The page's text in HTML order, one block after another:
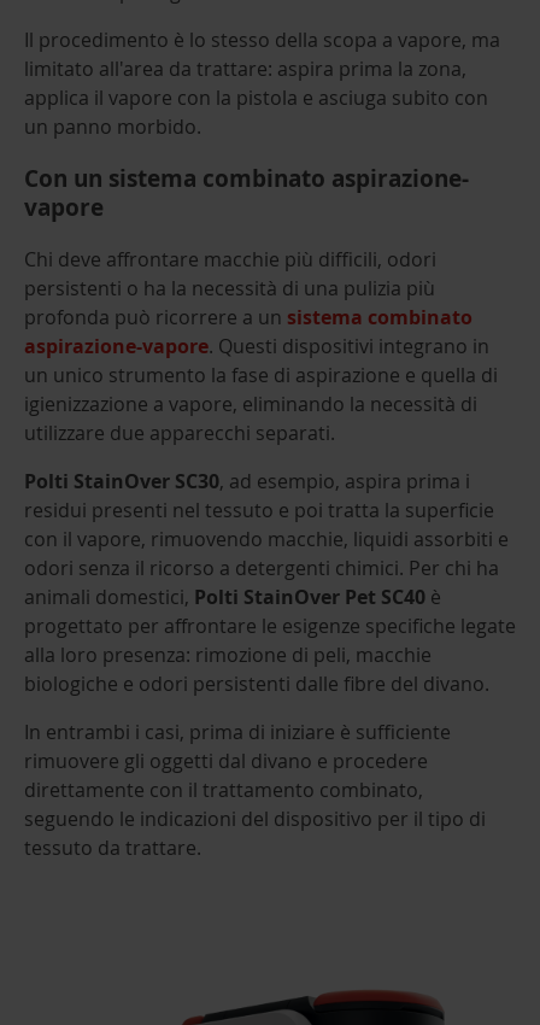
Il procedimento è lo stesso della scopa a vapore, ma
limitato all'area da trattare: aspira prima la zona,
applica il vapore con la pistola e asciuga subito con
un panno morbido.
Con un sistema combinato aspirazione-
vapore
Chi deve affrontare macchie più difficili, odori
persistenti o ha la necessità di una pulizia più
profonda può ricorrere a un sistema combinato
aspirazione-vapore. Questi dispositivi integrano in
un unico strumento la fase di aspirazione e quella di
igienizzazione a vapore, eliminando la necessità di
utilizzare due apparecchi separati.
Polti StainOver SC30, ad esempio, aspira prima i
residui presenti nel tessuto e poi tratta la superficie
con il vapore, rimuovendo macchie, liquidi assorbiti e
odori senza il ricorso a detergenti chimici. Per chi ha
animali domestici, Polti StainOver Pet SC40 è
progettato per affrontare le esigenze specifiche legate
alla loro presenza: rimozione di peli, macchie
biologiche e odori persistenti dalle fibre del divano.
In entrambi i casi, prima di iniziare è sufficiente
rimuovere gli oggetti dal divano e procedere
direttamente con il trattamento combinato,
seguendo le indicazioni del dispositivo per il tipo di
tessuto da trattare.